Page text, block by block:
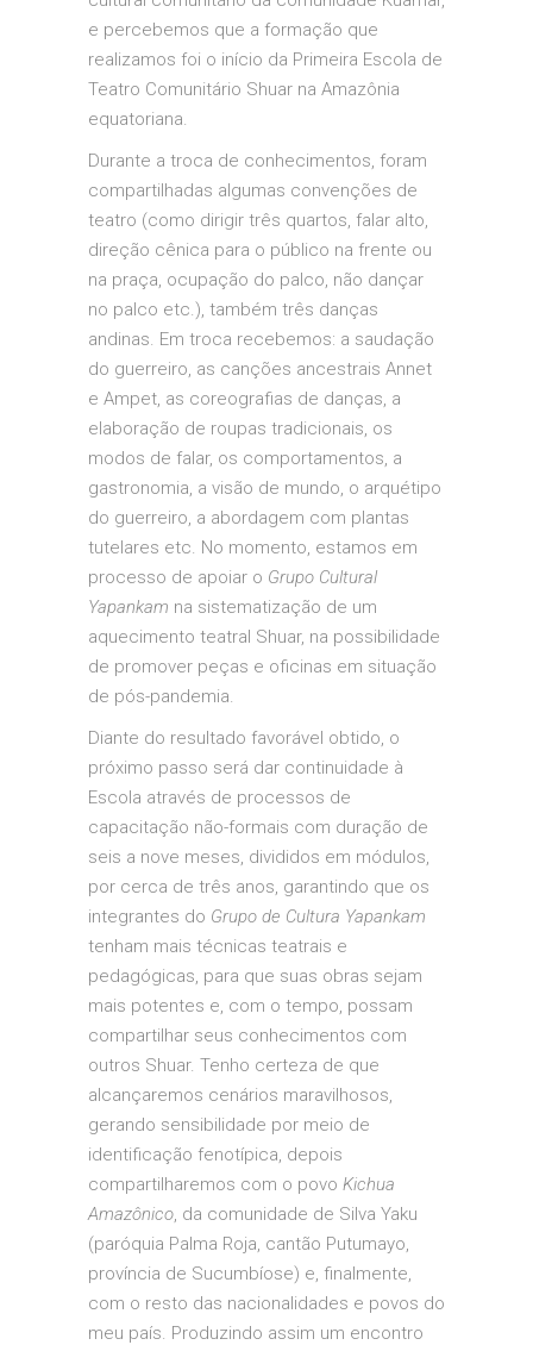
e percebemos que a formação que
realizamos foi o início da Primeira Escola de
Teatro Comunitário Shuar na Amazônia
equatoriana.
Durante a troca de conhecimentos, foram
compartilhadas algumas convenções de
teatro (como dirigir três quartos, falar alto,
direção cênica para o público na frente ou
na praça, ocupação do palco, não dançar
no palco etc.), também três danças
andinas. Em troca recebemos: a saudação
do guerreiro, as canções ancestrais Annet
e Ampet, as coreografias de danças, a
elaboração de roupas tradicionais, os
modos de falar, os comportamentos, a
gastronomia, a visão de mundo, o arquétipo
do guerreiro, a abordagem com plantas
tutelares etc. No momento, estamos em
processo de apoiar o Grupo Cultural
Yapankam na sistematização de um
aquecimento teatral Shuar, na possibilidade
de promover peças e oficinas em situação
de pós-pandemia.
Diante do resultado favorável obtido, o
próximo passo será dar continuidade à
Escola através de processos de
capacitação não-formais com duração de
seis a nove meses, divididos em módulos,
por cerca de três anos, garantindo que os
integrantes do Grupo de Cultura Yapankam
tenham mais técnicas teatrais e
pedagógicas, para que suas obras sejam
mais potentes e, com o tempo, possam
compartilhar seus conhecimentos com
outros Shuar. Tenho certeza de que
alcançaremos cenários maravilhosos,
gerando sensibilidade por meio de
identificação fenotípica, depois
compartilharemos com o povo Kichua
Amazônico, da comunidade de Silva Yaku
(paróquia Palma Roja, cantão Putumayo,
província de Sucumbíose) e, finalmente,
com o resto das nacionalidades e povos do
meu país. Produzindo assim um encontro